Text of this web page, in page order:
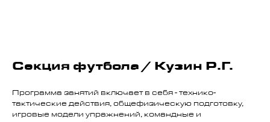
Секция футбола / Кузин Р.Г.
Программа занятий включает в себя - технико-
тактические действия, общефизическую подготовку,
игровые модели упражнений, командные и